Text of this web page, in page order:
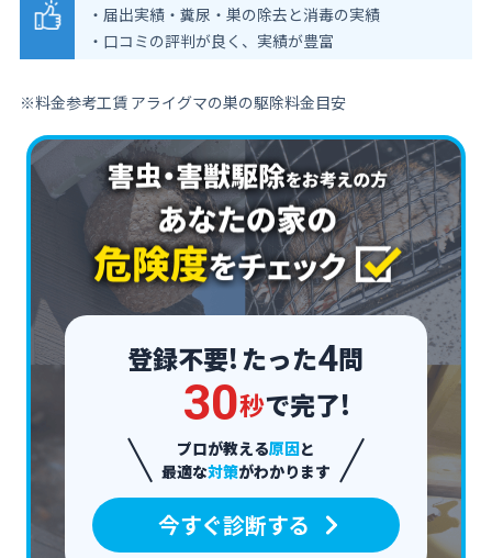
・届出実績・糞尿・巣の除去と消毒の実績
・口コミの評判が良く、実績が豊富
※料金参考工賃 アライグマの巣の駆除料金目安
登録不要!たった4問
30秒で完了!
プロが教える原因と
最適な対策がわかります
今すぐ診断する